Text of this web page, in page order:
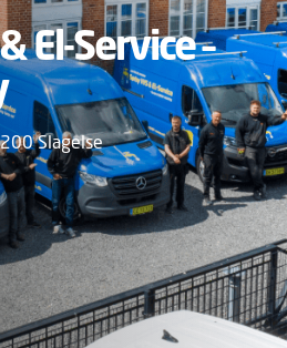
El-Service –
Slagelse